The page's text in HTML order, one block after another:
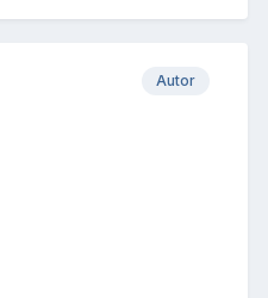
Autor